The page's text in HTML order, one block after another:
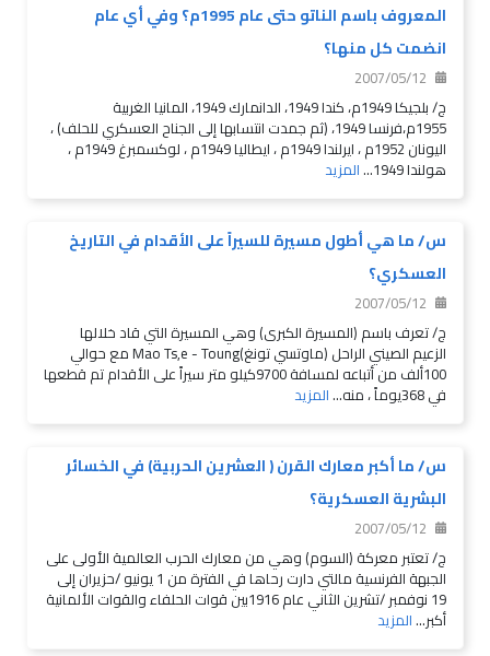
المعروف باسم الناتو حتى عام 1995م؟ وفي أي عام
انضمت كل منها؟
2007/05/12
ج/ بلجيكا 1949م، كندا 1949، الدانمارك 1949، المانيا الغربية
1955م،فرنسا 1949، (ثم جمدت انتسابها إلى الجناح العسكري للحلف) ،
اليونان 1952م ، ايرلندا 1949م ، ايطاليا 1949م ، لوكسمبرغ 1949م ،
هولندا 1949... المزيد
س/ ما هي أطول مسيرة للسيراً على الأقدام في التاريخ
العسكري؟
2007/05/12
ج/ تعرف باسم (المسيرة الكبرى) وهي المسيرة التي قاد خلالها
الزعيم الصيني الراحل (ماوتسي تونغ)Mao Ts,e - Toung مع حوالي
100ألف من أتباعه لمسافة 9700كيلو متر سيراً على الأقدام تم قطعها
في 368يوماً ، منه... المزيد
س/ ما أكبر معارك القرن ( العشرين الحربية) في الخسائر
البشرية العسكرية؟
2007/05/12
ج/ تعتبر معركة (السوم) وهي من معارك الحرب العالمية الأولى على
الجبهة الفرنسية مالتي دارت رحاها في الفترة من 1 يونيو /حزيران إلى
19 نوفمبر /تشرين الثاني عام 1916بين قوات الحلفاء والقوات الألمانية
أكبر...المزيد